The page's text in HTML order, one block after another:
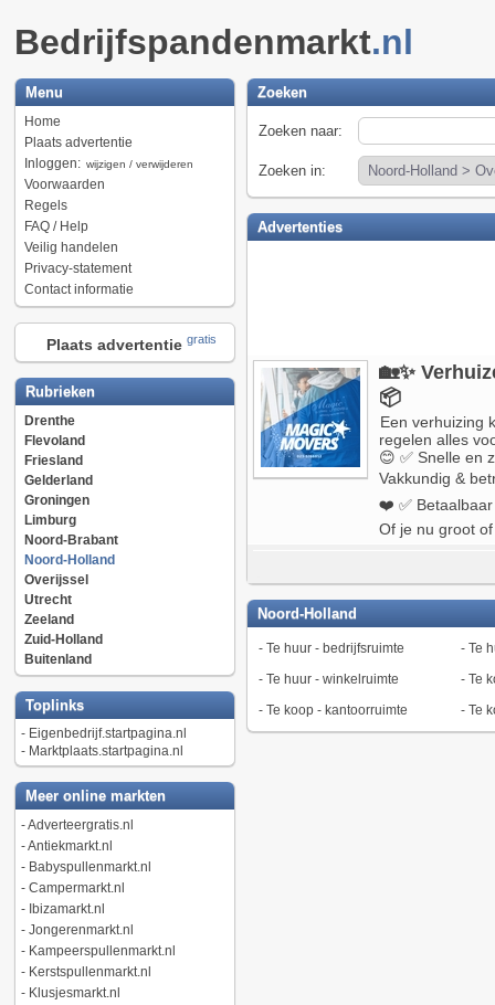
Bedrijfspandenmarkt.nl
Menu
Home
Plaats advertentie
Inloggen: wijzigen / verwijderen
Voorwaarden
Regels
FAQ / Help
Veilig handelen
Privacy-statement
Contact informatie
Plaats advertentie gratis
Rubrieken
Drenthe
Flevoland
Friesland
Gelderland
Groningen
Limburg
Noord-Brabant
Noord-Holland
Overijssel
Utrecht
Zeeland
Zuid-Holland
Buitenland
Toplinks
- Eigenbedrijf.startpagina.nl
- Marktplaats.startpagina.nl
Meer online markten
-Adverteergratis.nl
-Antiekmarkt.nl
- Babyspullenmarkt.nl
- Campermarkt.nl
- Ibizamarkt.nl
- Jongerenmarkt.nl
- Kampeerspullenmarkt.nl
- Kerstspullenmarkt.nl
- Klusjesmarkt.nl
Zoeken
Zoeken naar:
Zoeken in:
Advertenties
🏡✨
📦
Een verhuizing
regelen alles
😊 ✅ Snelle en
Vakkundig &
❤️ ✅ Betaalbaar
Of je nu groot
Noord-Holland
- Te huur - bedrijfsruimte - Te
- Te huur - winkelruimte - Te
- Te koop - kantoorruimte - Te